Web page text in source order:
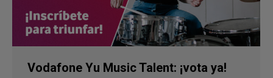
Vodafone Yu Music Talent: ¡vota ya!